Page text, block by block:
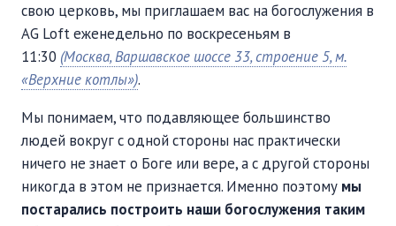
свою церковь, мы приглашаем вас на богослужения в
AG Loft еженедельно по воскресеньям в
11:30 (Москва, Варшавское шоссе 33, строение 5, м.
«Верхние котлы»).
Мы понимаем, что подавляющее большинство
людей вокруг с одной стороны нас практически
ничего не знает о Боге или вере, а с другой стороны
никогда в этом не признается. Именно поэтому мы
постарались построить наши богослужения таким